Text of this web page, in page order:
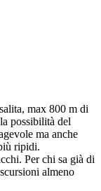
max 800 m di
possibilità del
ma anche
ripidi.
Per chi sa già di
almeno